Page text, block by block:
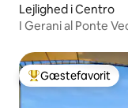
Lejlighed i Centro
I Gerani al Ponte
Bedste gæstefavorit
Gæstefavorit